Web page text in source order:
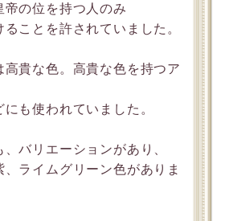
帝の位を持つ人のみ
ことを許されていました。
高貴な色。高貴な色を持つア
も使われていました。
バリエーションがあり、
ライムグリーン色がありま